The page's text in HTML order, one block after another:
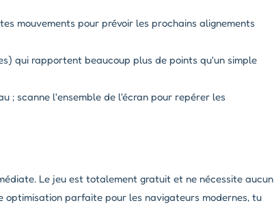
mouvements pour prévoir les prochains alignements
qui rapportent beaucoup plus de points qu'un simple
; scanne l'ensemble de l'écran pour repérer les
Le jeu est totalement gratuit et ne nécessite aucun
parfaite pour les navigateurs modernes, tu